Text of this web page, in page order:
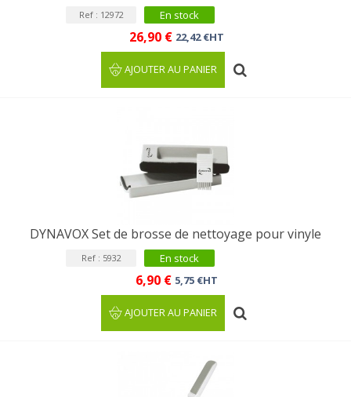
Ref : 12972 En stock
26,90 € 22,42 €HT
AJOUTER AU PANIER
DYNAVOX Set de brosse de nettoyage pour vinyle
Ref : 5932 En stock
6,90 € 5,75 €HT
AJOUTER AU PANIER